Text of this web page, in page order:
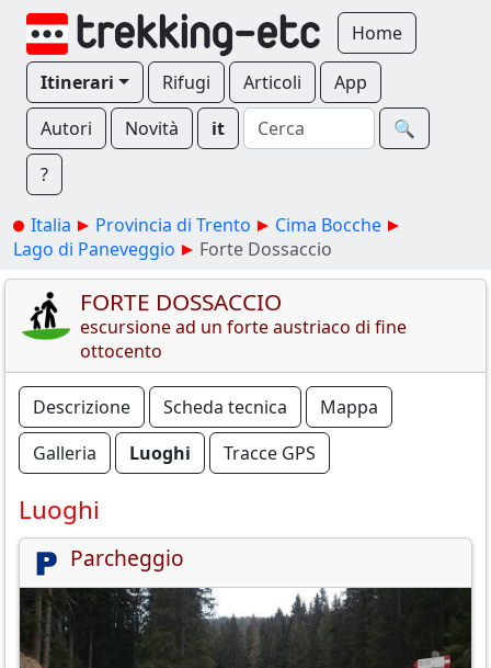
Home
Itinerari Rifugi Articoli
App
Autori
Novità it
🔍︎
?
Italia Provincia di Trento
Cima Bocche
Lago di Paneveggio
Forte Dossaccio
FORTE DOSSACCIO
escursione ad un forte austriaco di fine
ottocento
Descrizione Scheda tecnica
Mappa
Galleria
Luoghi Tracce GPS
Luoghi
Parcheggio